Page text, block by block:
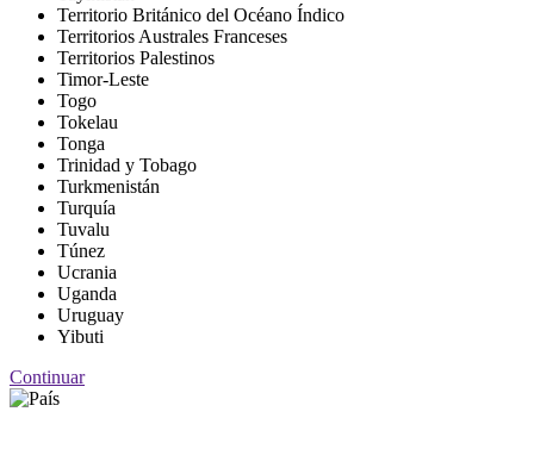
Territorio Británico del Océano Índico
Territorios Australes Franceses
Territorios Palestinos
Timor-Leste
Togo
Tokelau
Tonga
Trinidad y Tobago
Turkmenistán
Turquía
Tuvalu
Túnez
Ucrania
Uganda
Uruguay
Yibuti
Continuar